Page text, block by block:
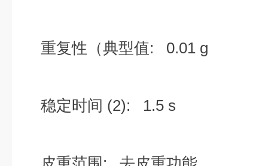
重复性（典型值: 0.01 g
稳定时间 (2): 1.5 s